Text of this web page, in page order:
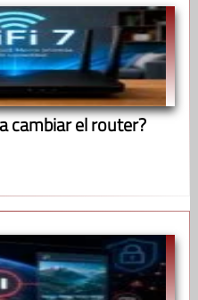
cambiar el router?